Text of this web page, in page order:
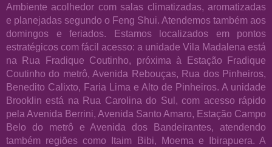
Ambiente acolhedor com salas climatizadas, aromatizadas
e planejadas segundo o Feng Shui. Atendemos também aos
domingos e feriados. Estamos localizados em pontos
estratégicos com fácil acesso: a unidade Vila Madalena está
na Rua Fradique Coutinho, próxima à Estação Fradique
Coutinho do metrô, Avenida Rebouças, Rua dos Pinheiros,
Benedito Calixto, Faria Lima e Alto de Pinheiros. A unidade
Brooklin está na Rua Carolina do Sul, com acesso rápido
pela Avenida Berrini, Avenida Santo Amaro, Estação Campo
Belo do metrô e Avenida dos Bandeirantes, atendendo
também regiões como Itaim Bibi, Moema e Ibirapuera. A